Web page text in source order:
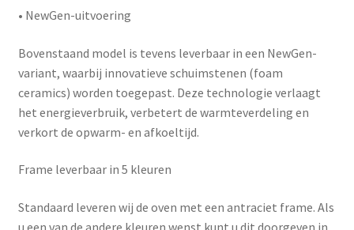
• NewGen-uitvoering
Bovenstaand model is tevens leverbaar in een NewGen-
variant, waarbij innovatieve schuimstenen (foam
ceramics) worden toegepast. Deze technologie verlaagt
het energieverbruik, verbetert de warmteverdeling en
verkort de opwarm- en afkoeltijd.
Frame leverbaar in 5 kleuren
Standaard leveren wij de oven met een antraciet frame. Als
u een van de andere kleuren wenst kunt u dit doorgeven in